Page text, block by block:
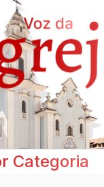
Categoria